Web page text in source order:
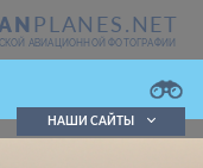
PLANES.NET
АВИАЦИОННОЙ ФОТОГРАФИИ
НАШИ САЙТЫ